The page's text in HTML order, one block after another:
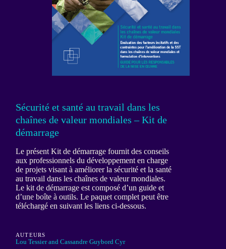
Sécurité et santé au travail dans les
chaînes de valeur mondiales – Kit de
démarrage
Le présent Kit de démarrage fournit des conseils
aux professionnels du développement en charge
de projets visant à améliorer la sécurité et la santé
au travail dans les chaînes de valeur mondiales.
Le kit de démarrage est composé d’un guide et
d’une boîte à outils. Le paquet complet peut être
téléchargé en suivant les liens ci-dessous.
AUTEURS
Lou Tessier and Cassandre Guybord Cyr